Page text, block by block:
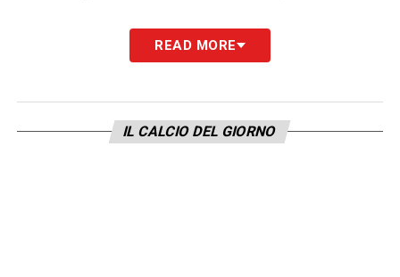
LA PLAYLIST DELLE NOSTRE TOP NEWS
READ MORE
IL CALCIO DEL GIORNO